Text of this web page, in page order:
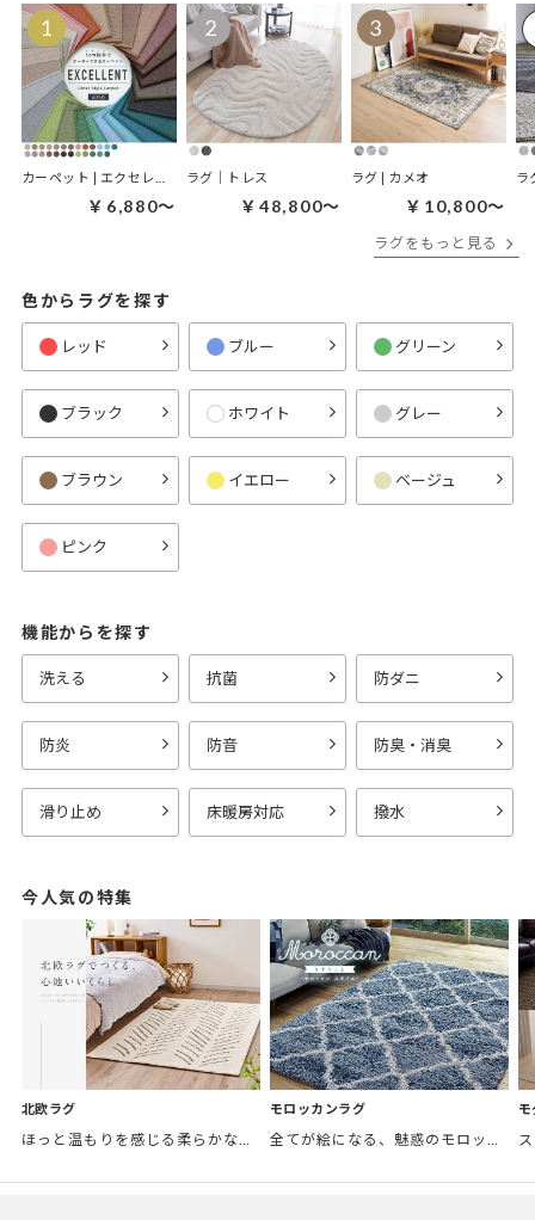
￥6,880～
ラグ｜トレス
￥48,800～
ラグ | カメオ
￥10,800～
ラ
ラグをもっと見る
色からラグを探す
レッド ブルー グリーン
ブラック ホワイト グレー
ブラウン イエロー ベージュ
ピンク
機能からを探す
洗える 抗菌 防ダニ
防炎 防音 防臭・消臭
滑り止め 床暖房対応 撥水
今人気の特集
北欧ラグ
ほっと温もりを感じる柔らかな表情のものから、お部屋をぱっと明るくしているブライトカラーのアイテムまで幅広くご用意しました。
モロッカンラグ